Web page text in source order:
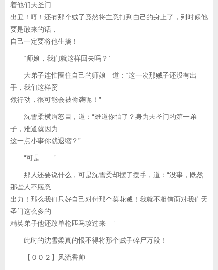
着他们天圣门
出丑！哼！还有那个贼子竟然将主意打到自己的身上了，到时候他
要是敢来的话，
自己一定要将他生擒！
“师娘，我们就这样回去吗？”
大弟子连忙圈住自己的师娘，道：“这一次那贼子还没有出
手，我们这样贸
然行动，很可能会被偷袭呢！”
沈雪柔横眉怒目，道：“难道你怕了？身为天圣门的第一弟
子，难道就因为
这一点小事你就退缩？”
“可是……”
那人还要说什么，可是沈雪柔却摆了摆手，道：“没事，既然
那些人不愿意
出力！那么我们只好自己对付那个菜花贼！我就不相信面对我们天
圣门这么多的
精英弟子他还敢单枪匹马攻过来！”
此时的沈雪柔真的恨不得将那个贼子碎尸万段！
【００２】风流香帅